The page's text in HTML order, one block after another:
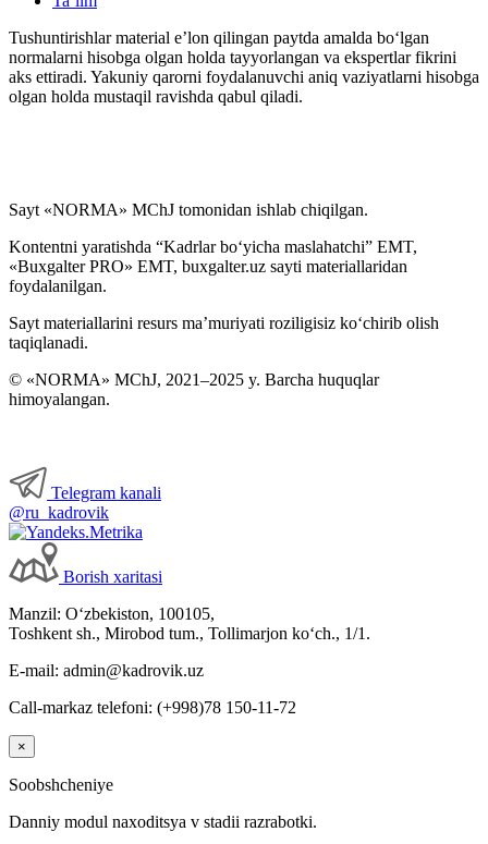
Tushuntirishlar material e’lon qilingan paytda amalda boʻlgan
normalarni hisobga olgan holda tayyorlangan va ekspertlar fikrini
aks ettiradi. Yakuniy qarorni foydalanuvchi aniq vaziyatlarni hisobga
olgan holda mustaqil ravishda qabul qiladi.
Sayt «NORMA» MChJ tomonidan ishlab chiqilgan.
Kontentni yaratishda “Kadrlar boʻyicha maslahatchi” EMT,
«Buxgalter PRO» EMT, buxgalter.uz sayti materiallaridan
foydalanilgan.
Sayt materiallarini resurs ma’muriyati roziligisiz koʻchirib olish
taqiqlanadi.
© «NORMA» MChJ, 2021–2025 y. Barcha huquqlar
himoyalangan.
Telegram kanali
@ru_kadrovik
Borish хaritasi
Manzil: Oʻzbekiston, 100105,
Toshkent sh., Mirobod tum., Tollimarjon koʻch., 1/1.
E-mail: admin@kadrovik.uz
Call-markaz telefoni: (+998)78 150-11-72
×
Soobshcheniye
Danniy modul naхoditsya v stadii razrabotki.